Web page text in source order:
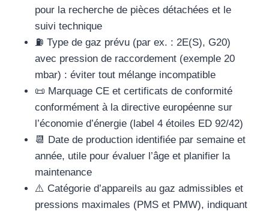
pour la recherche de pièces détachées et le
suivi technique
⛽ Type de gaz prévu (par ex. : 2E(S), G20)
avec pression de raccordement (exemple 20
mbar) : éviter tout mélange incompatible
📜 Marquage CE et certificats de conformité
conformément à la directive européenne sur
l’économie d’énergie (label 4 étoiles ED 92/42)
📆 Date de production identifiée par semaine et
année, utile pour évaluer l’âge et planifier la
maintenance
⚠️ Catégorie d’appareils au gaz admissibles et
pressions maximales (PMS et PMW), indiquant